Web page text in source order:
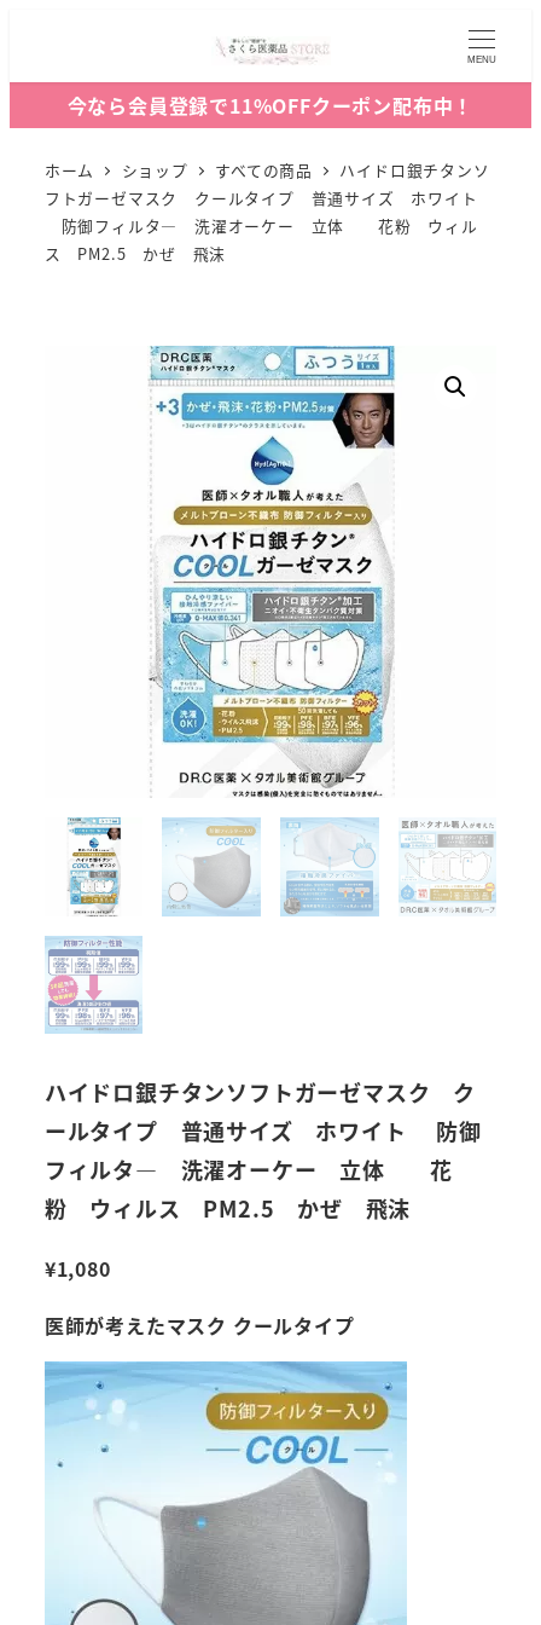
MENU
今なら会員登録で11%OFFクーポン配布中！
ホーム ショップ すべての商品
ハイドロ銀チタンソ
フトガーゼマスク クールタイプ 普通サイズ ホワイト
防御フィルタ― 洗濯オーケー 立体 花粉 ウィル
ス PM2.5 かぜ 飛沫
ハイドロ銀チタンソフトガーゼマスク ク
ールタイプ 普通サイズ ホワイト 防御
フィルタ― 洗濯オーケー 立体 花
粉 ウィルス PM2.5 かぜ 飛沫
¥1,080
医師が考えたマスク クールタイプ